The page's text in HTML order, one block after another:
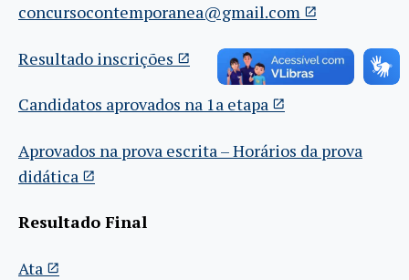
concursocontemporanea@gmail.com
Resultado inscrições
Candidatos aprovados na 1a etapa
Aprovados na prova escrita – Horários da prova
didática
Resultado Final
Ata